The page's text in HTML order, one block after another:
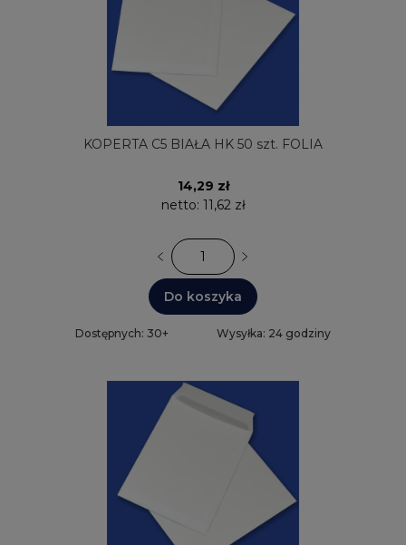
KOPERTA C5 BIAŁA HK 50 szt. FOLIA
14,29 zł
netto: 11,62 zł
Do koszyka
Dostępnych: 30+ Wysyłka: 24 godziny